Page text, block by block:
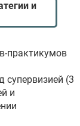
практикумов
супервизией (3
и